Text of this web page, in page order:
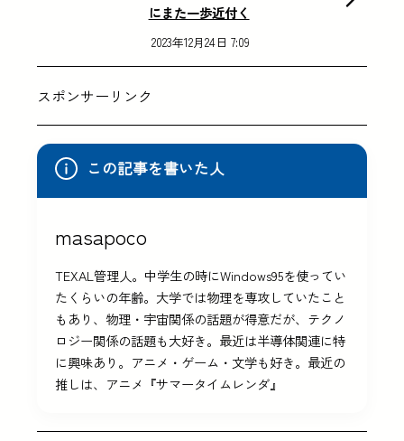
にまた一歩近付く
2023年12月24日 7:09
スポンサーリンク
この記事を書いた人
masapoco
TEXAL管理人。中学生の時にWindows95を使ってい
たくらいの年齢。大学では物理を専攻していたこと
もあり、物理・宇宙関係の話題が得意だが、テクノ
ロジー関係の話題も大好き。最近は半導体関連に特
に興味あり。アニメ・ゲーム・文学も好き。最近の
推しは、アニメ『サマータイムレンダ』